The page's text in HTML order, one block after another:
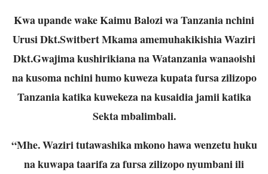
Kwa upande wake Kaimu Balozi wa Tanzania nchini
Urusi Dkt.Switbert Mkama amemuhakikishia Waziri
Dkt.Gwajima kushirikiana na Watanzania wanaoishi
na kusoma nchini humo kuweza kupata fursa zilizopo
Tanzania katika kuwekeza na kusaidia jamii katika
Sekta mbalimbali.
“Mhe. Waziri tutawashika mkono hawa wenzetu huku
na kuwapa taarifa za fursa zilizopo nyumbani ili